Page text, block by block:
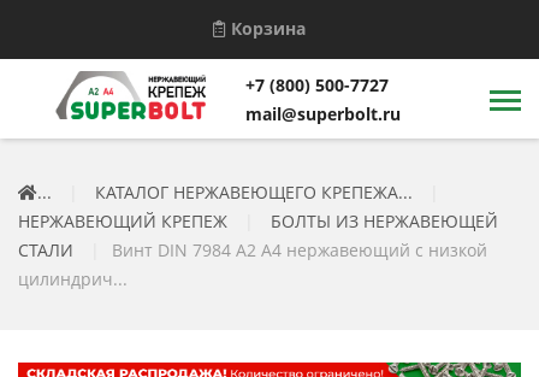
Корзина
+7 (800) 500-7727
mail@superbolt.ru
... КАТАЛОГ НЕРЖАВЕЮЩЕГО КРЕПЕЖА...
НЕРЖАВЕЮЩИЙ КРЕПЕЖ
БОЛТЫ ИЗ НЕРЖАВЕЮЩЕЙ
СТАЛИ
Винт DIN 7984 А2 А4 нержавеющий с низкой
цилиндрич...